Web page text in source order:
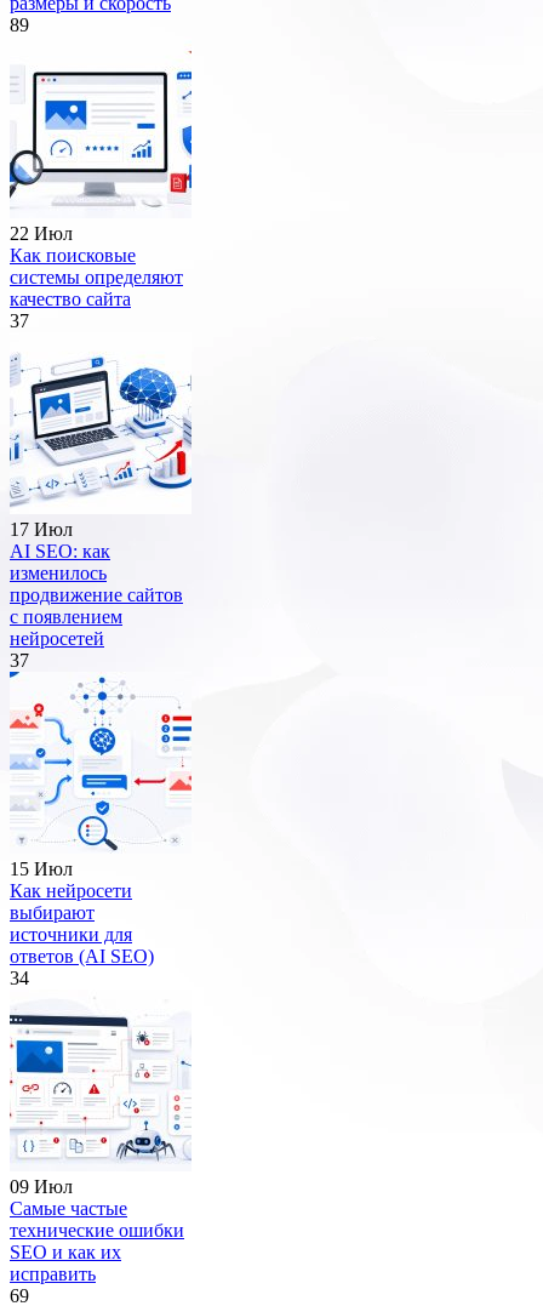
89
22 Июл
Как поисковые
системы определяют
качество сайта
37
17 Июл
AI SEO: как
изменилось
продвижение сайтов
с появлением
нейросетей
37
15 Июл
Как нейросети
выбирают
источники для
ответов (AI SEO)
34
09 Июл
Самые частые
технические ошибки
SEO и как их
исправить
69